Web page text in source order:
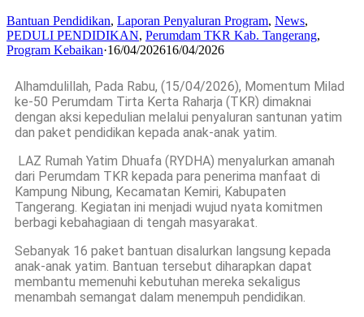
Bantuan Pendidikan, Laporan Penyaluran Program, News,
PEDULI PENDIDIKAN, Perumdam TKR Kab. Tangerang,
Program Kebaikan·16/04/202616/04/2026
Alhamdulillah, Pada Rabu, (15/04/2026), Momentum Milad
ke-50 Perumdam Tirta Kerta Raharja (TKR) dimaknai
dengan aksi kepedulian melalui penyaluran santunan yatim
dan paket pendidikan kepada anak-anak yatim.
LAZ Rumah Yatim Dhuafa (RYDHA) menyalurkan amanah
dari Perumdam TKR kepada para penerima manfaat di
Kampung Nibung, Kecamatan Kemiri, Kabupaten
Tangerang. Kegiatan ini menjadi wujud nyata komitmen
berbagi kebahagiaan di tengah masyarakat.
Sebanyak 16 paket bantuan disalurkan langsung kepada
anak-anak yatim. Bantuan tersebut diharapkan dapat
membantu memenuhi kebutuhan mereka sekaligus
menambah semangat dalam menempuh pendidikan.